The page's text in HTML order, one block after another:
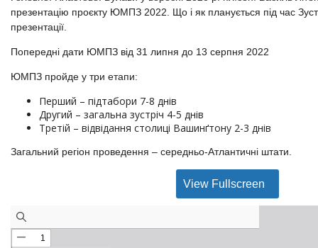
презентацію проєкту ЮМПЗ 2022. Що і як планується під час
презентації.
Попередні дати ЮМПЗ від 31 липня до 13 серпня 2022
ЮМПЗ пройде у три етапи:
Перший – підтабори 7-8 днів
Другий – загальна зустріч 4-5 днів
Третій – відвідання столиці Вашинґтону 2-3 днів
Загальний регіон проведення – середньо-Атлантичні штати.
View Fullscreen